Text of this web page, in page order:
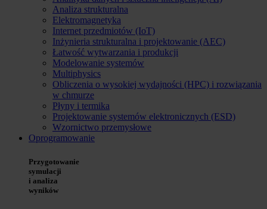
Analiza strukturalna
Elektromagnetyka
Internet przedmiotów (IoT)
Inżynieria strukturalna i projektowanie (AEC)
Łatwość wytwarzania i produkcji
Modelowanie systemów
Multiphysics
Obliczenia o wysokiej wydajności (HPC) i rozwiązania
w chmurze
Płyny i termika
Projektowanie systemów elektronicznych (ESD)
Wzornictwo przemysłowe
Oprogramowanie
Przygotowanie
symulacji
i analiza
wyników